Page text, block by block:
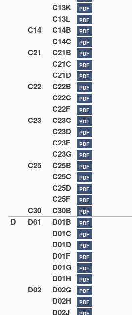
C13K PDF
C13L PDF
C14 C14B PDF
C14C PDF
C21 C21B PDF
C21C PDF
C21D PDF
C22 C22B PDF
C22C PDF
C22F PDF
C23 C23C PDF
C23D PDF
C23F PDF
C23G PDF
C25 C25B PDF
C25C PDF
C25D PDF
C25F PDF
C30 C30B PDF
D D01 D01B PDF
D01C PDF
D01D PDF
D01F PDF
D01G PDF
D01H PDF
D02 D02G PDF
D02H PDF
D02J PDF